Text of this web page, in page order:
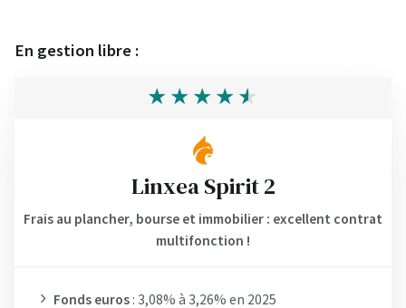
En gestion libre :
Linxea Spirit 2
Frais au plancher, bourse et immobilier : excellent contrat
multifonction !
Fonds euros : 3,08% à 3,26% en 2025